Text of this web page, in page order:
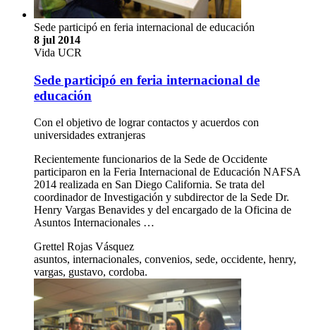
Sede participó en feria internacional de educación
8 jul 2014
Vida UCR
Sede participó en feria internacional de
educación
Con el objetivo de lograr contactos y acuerdos con
universidades extranjeras
Recientemente funcionarios de la Sede de Occidente
participaron en la Feria Internacional de Educación NAFSA
2014 realizada en San Diego California. Se trata del
coordinador de Investigación y subdirector de la Sede Dr.
Henry Vargas Benavides y del encargado de la Oficina de
Asuntos Internacionales …
Grettel Rojas Vásquez
asuntos, internacionales, convenios, sede, occidente, henry,
vargas, gustavo, cordoba.